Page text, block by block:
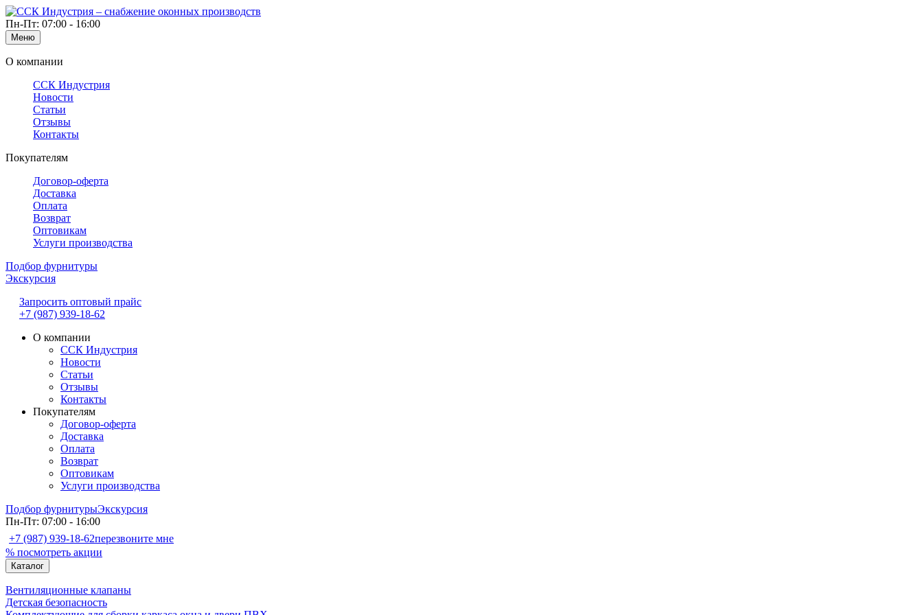
Пн-Пт: 07:00 - 16:00
Меню
О компании
ССК Индустрия
Новости
Статьи
Отзывы
Контакты
Покупателям
Договор-оферта
Доставка
Оплата
Возврат
Оптовикам
Услуги производства
Подбор фурнитуры
Экскурсия
Запросить оптовый прайс
+7 (987) 939-18-62
О компании
ССК Индустрия
Новости
Статьи
Отзывы
Контакты
Покупателям
Договор-оферта
Доставка
Оплата
Возврат
Оптовикам
Услуги производства
Подбор фурнитурыЭкскурсия
Пн-Пт: 07:00 - 16:00
+7 (987) 939-18-62перезвоните мне
% посмотреть акции
Каталог
Вентиляционные клапаны
Детская безопасность